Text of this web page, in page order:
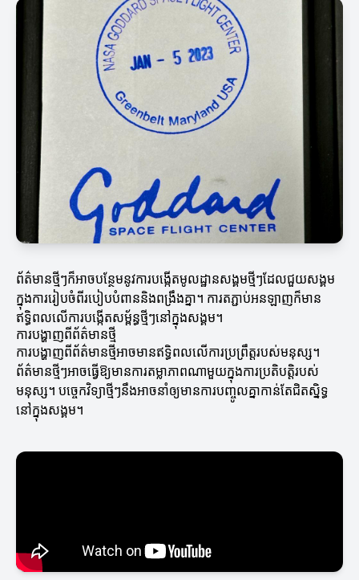
ព័ត៌មានថ្មីៗក៏អាចបន្ថែមនូវការបង្កើតមូលដ្ឋានសង្គមថ្មីៗដែលជួយសង្គម
ក្នុងការរៀបចំពីរបៀបបំពាននិងពង្រឹងគ្នា។ ការតភ្ជាប់អនឡាញក៏មាន
ឥទ្ធិពលលើការបង្កើតសម្ព័ន្ធថ្មីៗនៅក្នុងសង្គម។
ការបង្ហាញពីព័ត៌មានថ្មី
ការបង្ហាញពីព័ត៌មានថ្មីអាចមានឥទ្ធិពលលើការប្រព្រឹត្តរបស់មនុស្ស។
ព័ត៌មានថ្មីៗអាចធ្វើឱ្យមានការតម្លាភាពណាមួយក្នុងការប្រតិបត្តិរបស់
មនុស្ស។ បច្ចេកវិទ្យាថ្មីៗនឹងអាចនាំឲ្យមានការបញ្ចូលគ្នាកាន់តែជិតស្និទ្ធ
នៅក្នុងសង្គម។